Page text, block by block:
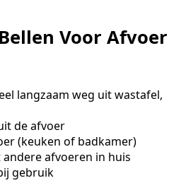
Voor Afvoer
langzaam weg uit wastafel,
de afvoer
(keuken of badkamer)
afvoeren in huis
gebruik